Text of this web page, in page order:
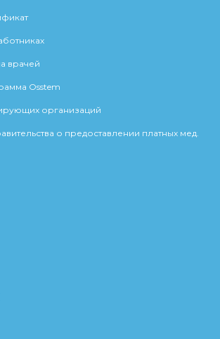
врачей
Osstem
организаций
о предоставлении платных мед.